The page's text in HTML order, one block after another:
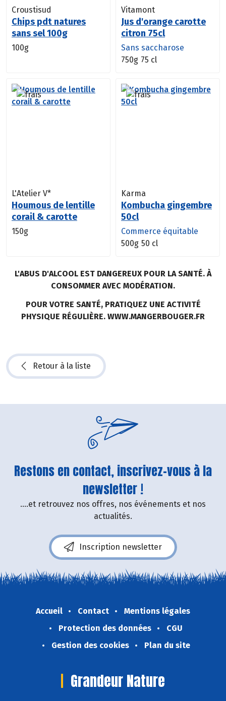
Croustisud
Chips pdt natures
sans sel 100g
100g
Vitamont
Jus d'orange carotte
citron 75cl
Sans saccharose
750g 75 cl
L'Atelier V*
Houmous de lentille
corail & carotte
150g
Karma
Kombucha gingembre
50cl
Commerce équitable
500g 50 cl
L'ABUS D'ALCOOL EST DANGEREUX POUR LA SANTÉ. À
CONSOMMER AVEC MODÉRATION.
POUR VOTRE SANTÉ, PRATIQUEZ UNE ACTIVITÉ
PHYSIQUE RÉGULIÈRE. WWW.MANGERBOUGER.FR
Retour à la liste
Restons en contact, inscrivez-vous à la
newsletter !
....et retrouvez nos offres, nos événements et nos
actualités.
Inscription newsletter
Accueil Contact
Mentions légales
Protection des données
CGU
Gestion des cookies
Plan du site
Grandeur Nature